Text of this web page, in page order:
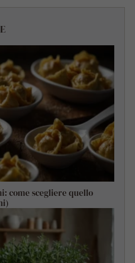
come scegliere quello